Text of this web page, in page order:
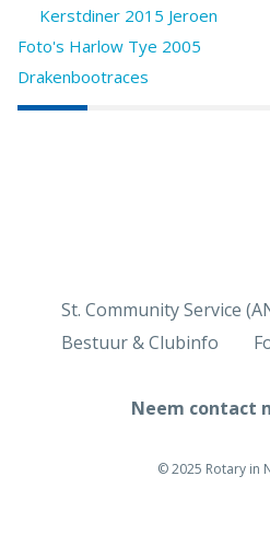
Kerstdiner 2015 Jeroen
Foto's Harlow Tye 2005
Drakenbootraces
St. Community Service
Bestuur & Clubinfo
Neem contact
© 2025 Rotary in